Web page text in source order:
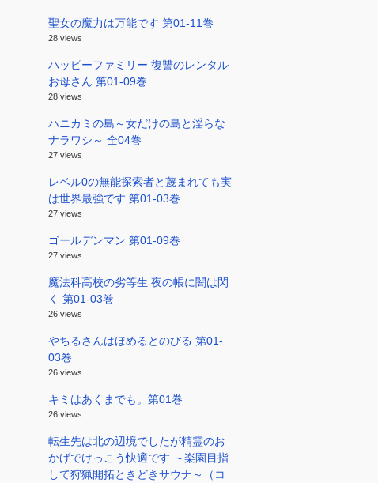
聖女の魔力は万能です 第01-11巻
28 views
ハッピーファミリー 復讐のレンタル
お母さん 第01-09巻
28 views
ハニカミの島～女だけの島と淫らな
ナラワシ～ 全04巻
27 views
レベル0の無能探索者と蔑まれても実
は世界最強です 第01-03巻
27 views
ゴールデンマン 第01-09巻
27 views
魔法科高校の劣等生 夜の帳に闇は閃
く 第01-03巻
26 views
やちるさんはほめるとのびる 第01-
03巻
26 views
キミはあくまでも。第01巻
26 views
転生先は北の辺境でしたが精霊のお
かげでけっこう快適です ～楽園目指
して狩猟開拓ときどきサウナ～（コ